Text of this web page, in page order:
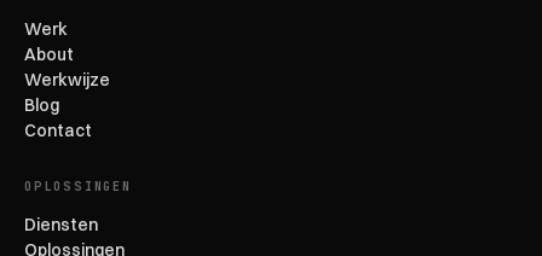
Werk
About
Werkwijze
Blog
Contact
OPLOSSINGEN
Diensten
Oplossingen